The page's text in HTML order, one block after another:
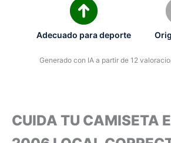
Adecuado para deporte
Generado con IA a partir de 12
CUIDA TU CAMISETA